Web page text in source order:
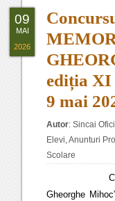
ediția XI
9 mai
Autor:Sincai
Elevi,Anunturi
Scolare
Concursul
Gheorghe
09
MAI
2026